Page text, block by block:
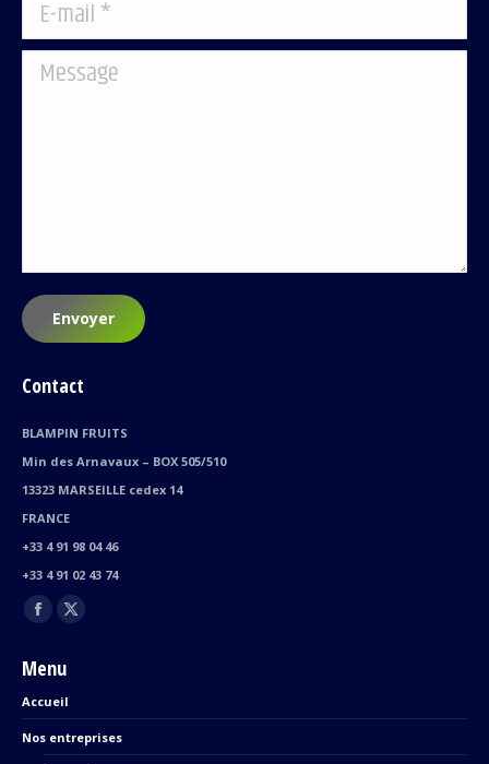
Envoyer
Contact
BLAMPIN FRUITS
Min des Arnavaux – BOX 505/510
13323 MARSEILLE cedex 14
FRANCE
+33 4 91 98 04 46
+33 4 91 02 43 74
Trouvez nous sur :
Facebook
opens
in
new
X
new
Menu
Accueil
Nos entreprises